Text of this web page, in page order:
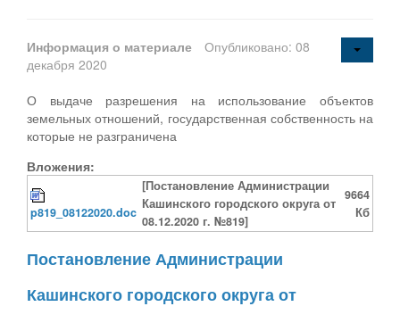
Информация о материале
Опубликовано: 08
декабря 2020
О выдаче разрешения на использование объектов
земельных отношений, государственная собственность на
которые не разграничена
Вложения:
p819_08122020.doc
[Постановление Администрации
Кашинского городского округа от
08.12.2020 г. №819]
9664
Кб
Постановление Администрации
Кашинского городского округа от